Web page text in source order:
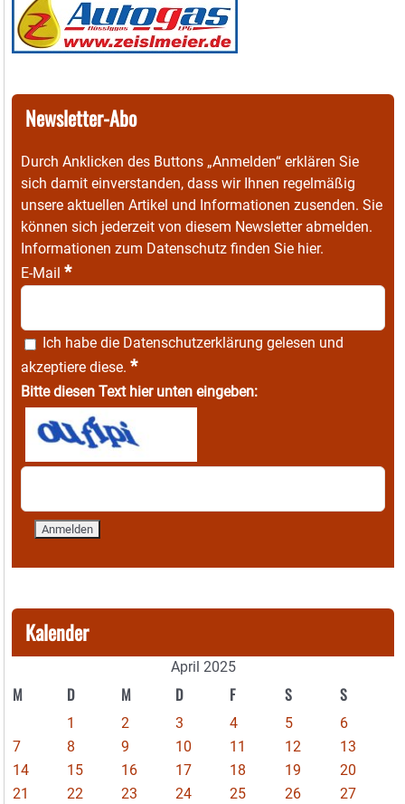
Newsletter-Abo
Durch Anklicken des Buttons „Anmelden“ erklären Sie
sich damit einverstanden, dass wir Ihnen regelmäßig
unsere aktuellen Artikel und Informationen zusenden. Sie
können sich jederzeit von diesem Newsletter abmelden.
Informationen zum Datenschutz finden Sie hier.
E-Mail *
Ich habe die Datenschutzerklärung gelesen und
akzeptiere diese. *
Bitte diesen Text hier unten eingeben:
Kalender
April 2025
M D M D F S S
1 2 3 4 5
6
7
8 9 10 11 12
13
14
15 16 17 18 19
20
21
22 23 24 25 26
27